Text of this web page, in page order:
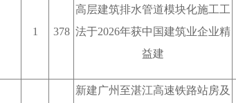
1 378
高层建筑排水管道模块化施工工
法于2026年获中国建筑业企业精
益建
新建广州至湛江高速铁路站房及